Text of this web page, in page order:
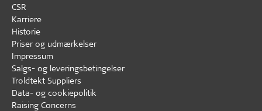
CSR
Karriere
Historie
Priser og udmærkelser
Impressum
Salgs- og leveringsbetingelser
Troldtekt Suppliers
Data- og cookiepolitik
Raising Concerns